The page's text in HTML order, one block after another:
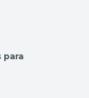
para